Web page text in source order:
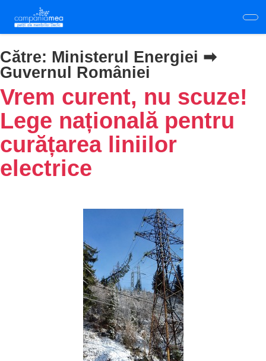
main
content
Către: Ministerul Energiei ➡
Guvernul României
Vrem curent, nu scuze!
Lege națională pentru
curățarea liniilor
electrice